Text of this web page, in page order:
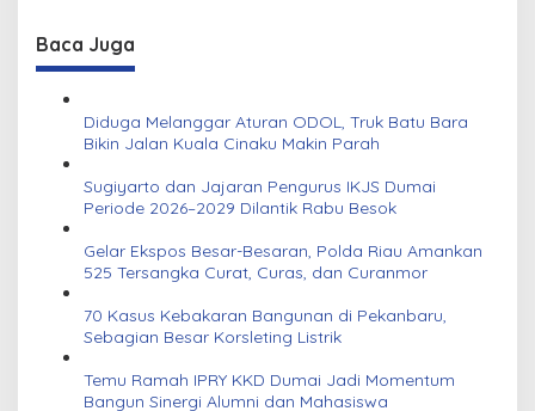
Baca Juga
Diduga Melanggar Aturan ODOL, Truk Batu Bara
Bikin Jalan Kuala Cinaku Makin Parah
Sugiyarto dan Jajaran Pengurus IKJS Dumai
Periode 2026–2029 Dilantik Rabu Besok
Gelar Ekspos Besar-Besaran, Polda Riau Amankan
525 Tersangka Curat, Curas, dan Curanmor
70 Kasus Kebakaran Bangunan di Pekanbaru,
Sebagian Besar Korsleting Listrik
Temu Ramah IPRY KKD Dumai Jadi Momentum
Bangun Sinergi Alumni dan Mahasiswa